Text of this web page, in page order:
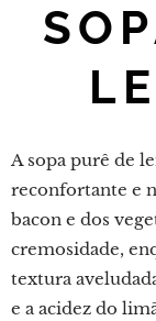
A sopa purê de
reconfortante e
bacon e dos
cremosidade,
textura
e a acidez do